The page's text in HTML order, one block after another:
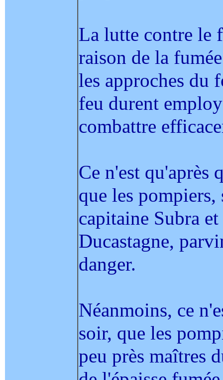
La lutte contre le
raison de la
les approches du
feu durent
combattre
Ce n'est qu'après
que les pompiers,
capitaine Subra
Ducastagne,
danger.
Néanmoins, ce
soir, que les
peu près maîtres